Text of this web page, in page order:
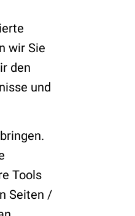
wir Sie
den
und
Tools
Seiten /